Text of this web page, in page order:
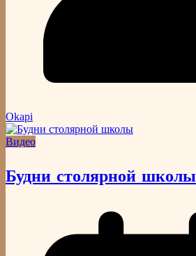
Okapi
Видео
Будни столярной школы